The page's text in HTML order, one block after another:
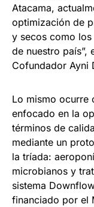
Atacama,
optimización de
y secos como los
de nuestro país”,
Cofundador Ayni
Lo mismo ocurre
enfocado en la
términos de
mediante un
la tríada:
microbianos y
sistema
financiado por el